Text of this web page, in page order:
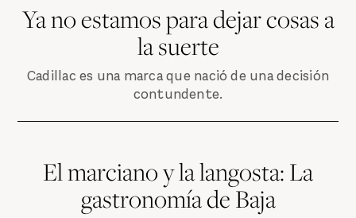
Ya no estamos para dejar cosas a
la suerte
Cadillac es una marca que nació de una decisión
contundente.
El marciano y la langosta: La
gastronomía de Baja